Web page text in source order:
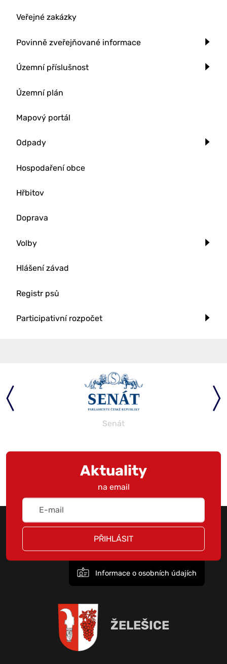
Veřejné zakázky
Povinně zveřejňované informace
Územní příslušnost
Územní plán
Mapový portál
Odpady
Hospodaření obce
Hřbitov
Doprava
Volby
Hlášení závad
Registr psů
Participativní rozpočet
Senát
Aktuality
na email
PŘIHLÁSIT
Informace o osobních údajích
ŽELEŠICE